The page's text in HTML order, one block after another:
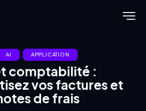
AI APPLICATION
comptabilité :
vos factures et
de frais